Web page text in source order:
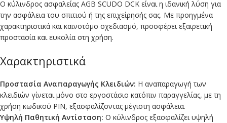
Ο κύλινδρος ασφαλείας AGB SCUDO DCK είναι η ιδανική λύση για
την ασφάλεια του σπιτιού ή της επιχείρησής σας. Με προηγμένα
χαρακτηριστικά και καινοτόμο σχεδιασμό, προσφέρει εξαιρετική
προστασία και ευκολία στη χρήση.
Χαρακτηριστικά
Προστασία Αναπαραγωγής Κλειδιών: Η αναπαραγωγή των
κλειδιών γίνεται μόνο στο εργοστάσιο κατόπιν παραγγελίας, με τη
χρήση κωδικού PIN, εξασφαλίζοντας μέγιστη ασφάλεια.
Υψηλή Παθητική Αντίσταση: Ο κύλινδρος εξασφαλίζει υψηλή